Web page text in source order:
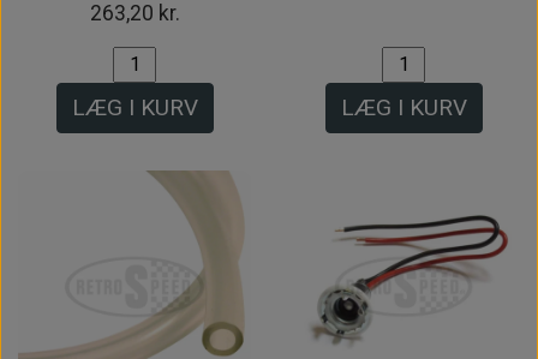
263,20 kr.
LÆG I KURV LÆG I KURV